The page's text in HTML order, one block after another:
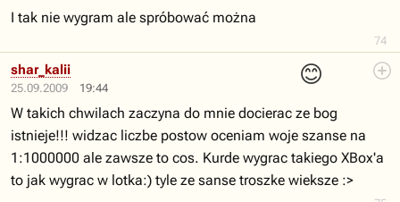
74
I tak nie wygram ale spróbować można
25.09.2009 19:44
😊
shar_kalii
W takich chwilach zaczyna do mnie docierac ze bog
istnieje!!! widzac liczbe postow oceniam woje szanse na
1:1000000 ale zawsze to cos. Kurde wygrac takiego XBox'a
to jak wygrac w lotka:) tyle ze sanse troszke wieksze :>